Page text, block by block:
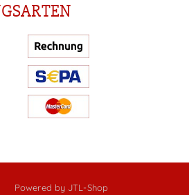
Powered by JTL-Shop